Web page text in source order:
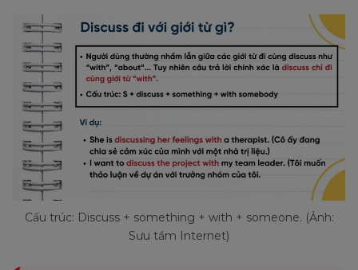
Cấu trúc: Discuss + something + with + someone. (Ảnh:
Sưu tầm Internet)